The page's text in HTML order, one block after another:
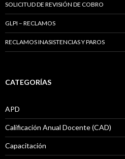
SOLICITUD DE REVISIÓN DE COBRO
GLPI – RECLAMOS
RECLAMOS INASISTENCIAS Y PAROS
CATEGORÍAS
APD
Calificación Anual Docente (CAD)
Capacitación